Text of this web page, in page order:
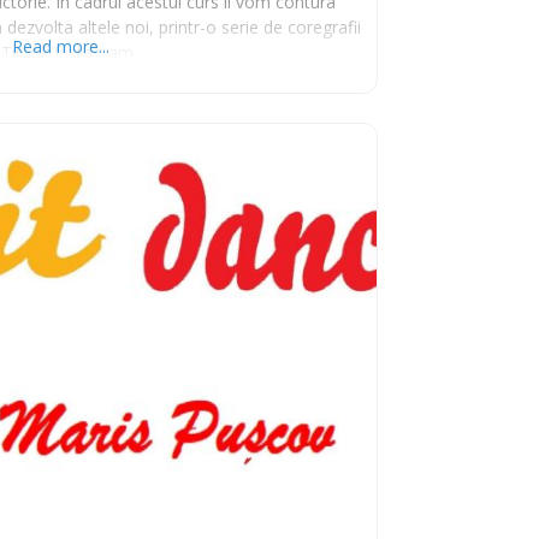
altele noi, printr-o serie de coregrafii
Instagram
Read more...